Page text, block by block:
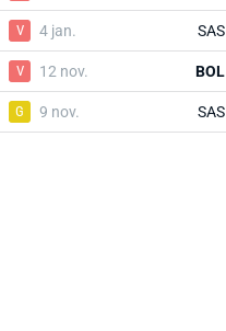
V 4 jan. SAS
V 12 nov. BOL
G 9 nov. SAS